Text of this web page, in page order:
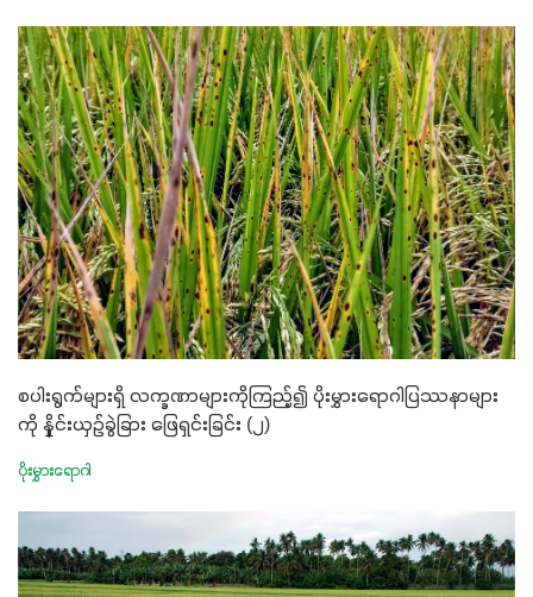
စပါးရွက်များရှိ လက္ခဏာများကိုကြည့်၍ ပိုးမွှားရောဂါပြဿနာများ
ကို နှိုင်းယှဥ်ခွဲခြား ဖြေရှင်းခြင်း (၂)
ပိုးမွှားရောဂါ